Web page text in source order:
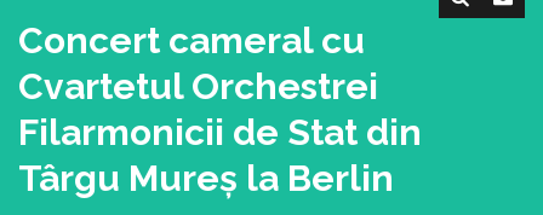
Concert cameral cu
Cvartetul Orchestrei
Filarmonicii de Stat din
Târgu Mureș la Berlin